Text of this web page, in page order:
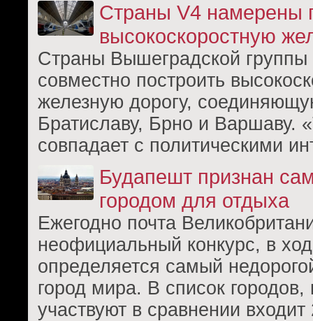
Страны V4 намерены
высокоскоростную
Страны Вышеградской
совместно построить
железную дорогу,
Братиславу, Брно и Варшаву.
совпадает с политическими
Будапешт признан
городом для отдыха
Ежегодно почта
неофициальный конкурс, в
определяется самый
город мира. В список городов,
участвуют в сравнении входит